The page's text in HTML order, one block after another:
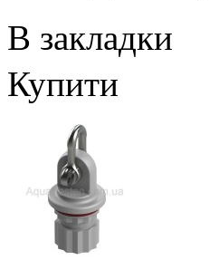
В закладки
Купити